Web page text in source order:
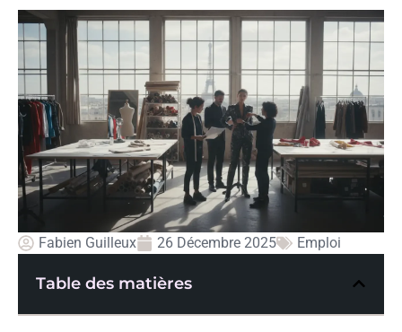
Fabien Guilleux 26 Décembre 2025 Emploi
Table des matières